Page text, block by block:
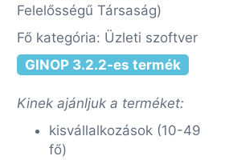
Felelősségű Társaság)
Fő kategória: Üzleti szoftver
GINOP 3.2.2-es termék
Kinek ajánljuk a terméket:
kisvállalkozások (10-49
fő)